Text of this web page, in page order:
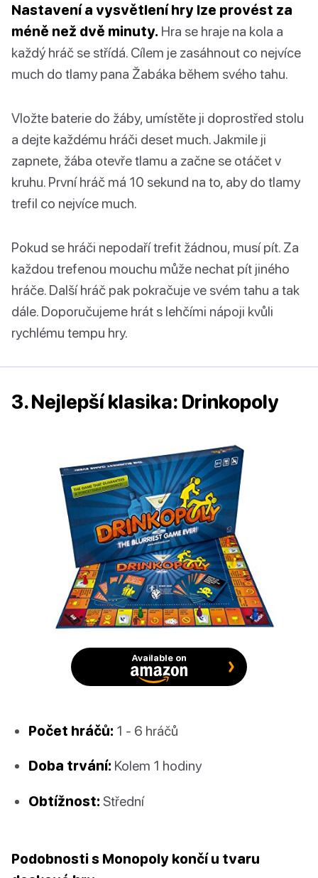
Nastavení a vysvětlení hry lze provést za
méně než dvě minuty. Hra se hraje na kola a
každý hráč se střídá. Cílem je zasáhnout co nejvíce
much do tlamy pana Žabáka během svého tahu.
Vložte baterie do žáby, umístěte ji doprostřed stolu
a dejte každému hráči deset much. Jakmile ji
zapnete, žába otevře tlamu a začne se otáčet v
kruhu. První hráč má 10 sekund na to, aby do tlamy
trefil co nejvíce much.
Pokud se hráči nepodaří trefit žádnou, musí pít. Za
každou trefenou mouchu může nechat pít jiného
hráče. Další hráč pak pokračuje ve svém tahu a tak
dále. Doporučujeme hrát s lehčími nápoji kvůli
rychlému tempu hry.
3. Nejlepší klasika: Drinkopoly
Available on
Počet hráčů: 1 - 6 hráčů
Doba trvání: Kolem 1 hodiny
Obtížnost: Střední
Podobnosti s Monopoly končí u tvaru